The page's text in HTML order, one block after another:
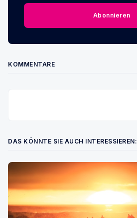
Abonnieren
KOMMENTARE
DAS KÖNNTE SIE AUCH INTERESSIEREN: